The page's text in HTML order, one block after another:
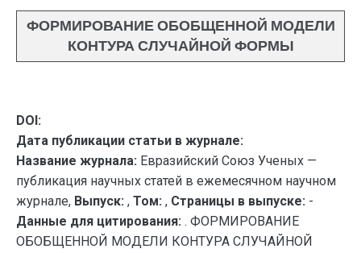
ФОРМИРОВАНИЕ ОБОБЩЕННОЙ МОДЕЛИ
КОНТУРА СЛУЧАЙНОЙ ФОРМЫ
DOI:
Дата публикации статьи в журнале:
Название журнала: Евразийский Союз Ученых —
публикация научных статей в ежемесячном научном
журнале, Выпуск: , Том: , Страницы в выпуске: -
Данные для цитирования: . ФОРМИРОВАНИЕ
ОБОБЩЕННОЙ МОДЕЛИ КОНТУРА СЛУЧАЙНОЙ